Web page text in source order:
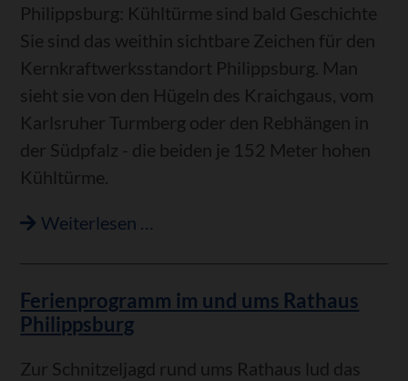
Philippsburg: Kühltürme sind bald Geschichte
Sie sind das weithin sichtbare Zeichen für den
Kernkraftwerksstandort Philippsburg. Man
sieht sie von den Hügeln des Kraichgaus, vom
Karlsruher Turmberg oder den Rebhängen in
der Südpfalz - die beiden je 152 Meter hohen
Kühltürme.
Weiterlesen …
Ferienprogramm im und ums Rathaus
Philippsburg
Zur Schnitzeljagd rund ums Rathaus lud das